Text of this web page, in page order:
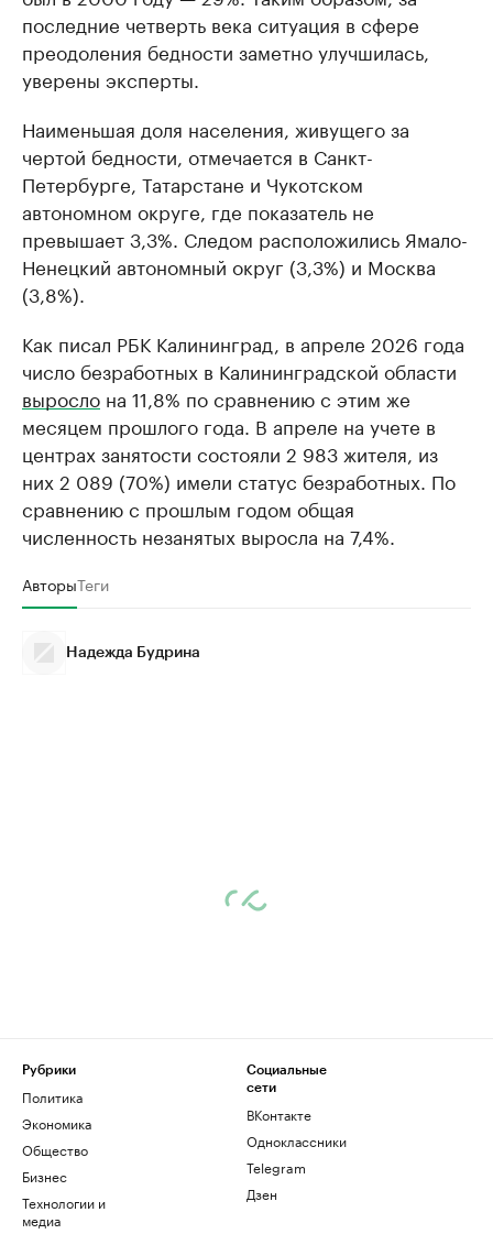
последние четверть века ситуация в сфере
преодоления бедности заметно улучшилась,
уверены эксперты.
Наименьшая доля населения, живущего за
чертой бедности, отмечается в Санкт-
Петербурге, Татарстане и Чукотском
автономном округе, где показатель не
превышает 3,3%. Следом расположились Ямало-
Ненецкий автономный округ (3,3%) и Москва
(3,8%).
Как писал РБК Калининград, в апреле 2026 года
число безработных в Калининградской области
выросло на 11,8% по сравнению с этим же
месяцем прошлого года. В апреле на учете в
центрах занятости состояли 2 983 жителя, из
них 2 089 (70%) имели статус безработных. По
сравнению с прошлым годом общая
численность незанятых выросла на 7,4%.
АвторыТеги
Надежда Будрина
Рубрики
Политика
Экономика
Общество
Бизнес
Технологии и
медиа
Социальные
сети
ВКонтакте
Одноклассники
Telegram
Дзен